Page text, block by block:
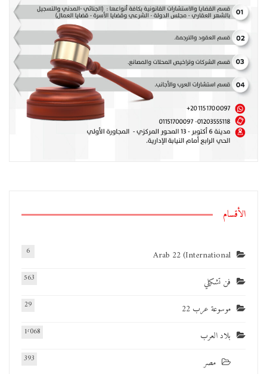
الأقسام
Arab 22 (International
6
فن تشكيلي 563
موسوعة عرب 22 29
بلاد العرب 1٬068
مصر 393